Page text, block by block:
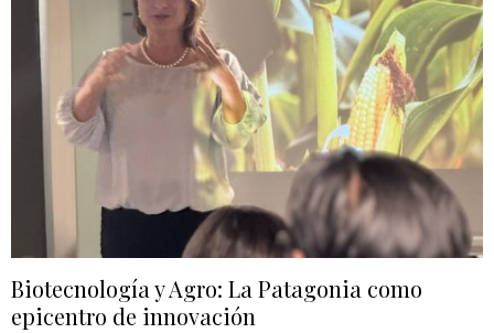
Biotecnología y Agro: La Patagonia como
epicentro de innovación